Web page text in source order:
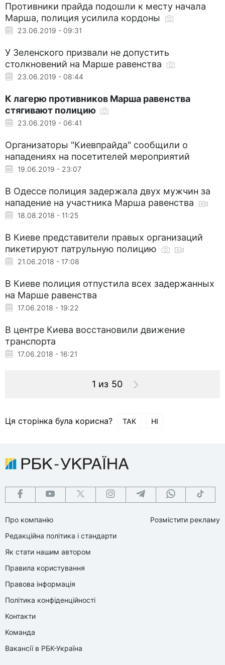
Противники прайда подошли к месту начала
Марша, полиция усилила кордоны
23.06.2019 - 09:31
У Зеленского призвали не допустить
столкновений на Марше равенства
23.06.2019 - 08:44
К лагерю противников Марша равенства
стягивают полицию
23.06.2019 - 06:41
Организаторы "Киевпрайда" сообщили о
нападениях на посетителей мероприятий
19.06.2019 - 23:07
В Одессе полиция задержала двух мужчин за
нападение на участника Марша равенства
18.08.2018 - 11:25
В Киеве представители правых организаций
пикетируют патрульную полицию
21.06.2018 - 17:08
В Киеве полиция отпустила всех задержанных
на Марше равенства
17.06.2018 - 19:22
В центре Киева восстановили движение
транспорта
17.06.2018 - 16:21
1 из 50
Ця сторінка була корисна? ТАК НІ
Про компанію
Редакційна політика і стандарти
Як стати нашим автором
Правила користування
Правова інформація
Політика конфіденційності
Контакти
Команда
Вакансії в РБК-Україна
Розмістити рекламу